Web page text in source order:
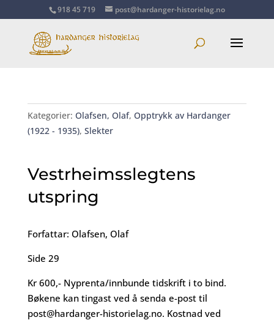
918 45 719 post@hardanger-historielag.no
Kategorier: Olafsen, Olaf, Opptrykk av Hardanger
(1922 - 1935), Slekter
Vestrheimsslegtens
utspring
Forfattar: Olafsen, Olaf
Side 29
Kr 600,- Nyprenta/innbunde tidskrift i to bind.
Bøkene kan tingast ved å senda e-post til
post@hardanger-historielag.no. Kostnad ved